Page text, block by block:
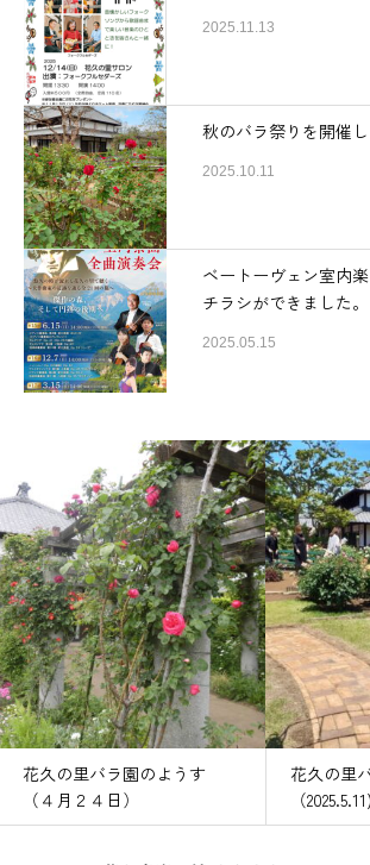
2025.11.13
秋のバラ祭りを開催
2025.10.11
ベートーヴェン室内
チラシができました。
2025.05.15
花久の里バラ園のようす
（４月２４日）
花久の里
（2025.5.11)